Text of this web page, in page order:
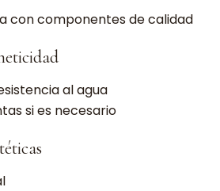
con componentes de calidad
al agua
si es necesario